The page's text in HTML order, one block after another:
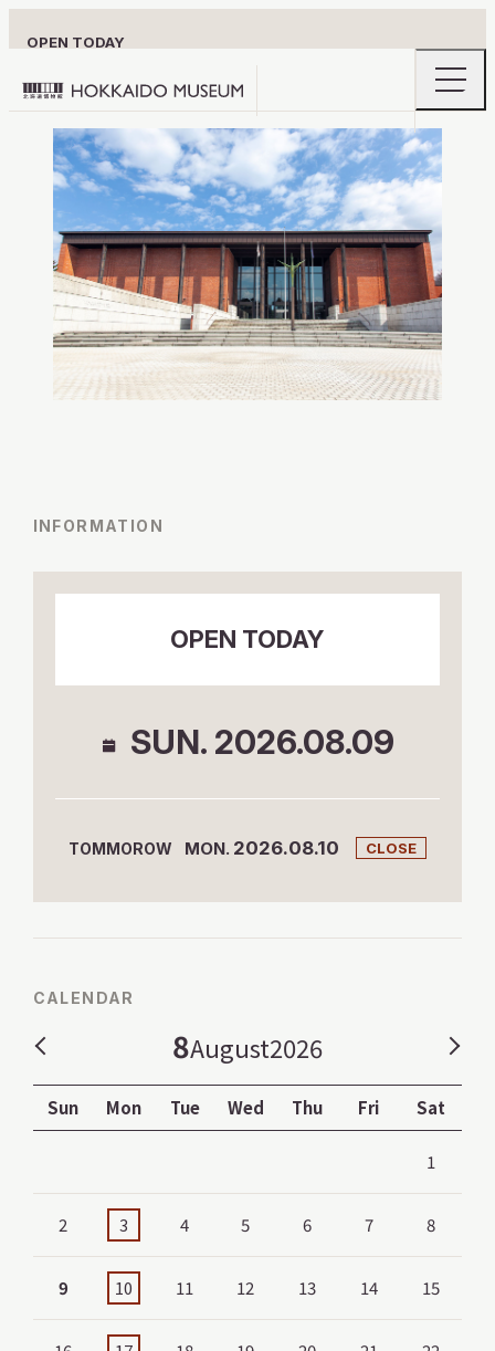
OPEN TODAY
Hokkaido
Museum
logo
the
ข้อมูลสำหรับผู้เยี่ยมชม
นิทรรศการหลัก
สำรวจสถานที่น่าสนใจของฮอกไกโด
SUN. 2026.08.09
TOMORROW CLOSE
X
YouTube
INFORMATION
OPEN TODAY
SUN. 2026.08.09
TOMMOROW MON. 2026.08.10 CLOSE
CALENDAR
8August2026
Sun Mon Tue Wed Thu Fri Sat
1
2 3 4 5 6 7 8
9 10 11 12 13 14 15